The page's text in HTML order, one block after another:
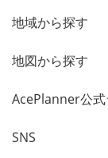
地域から探す
地図から探す
AcePlanner公式
SNS